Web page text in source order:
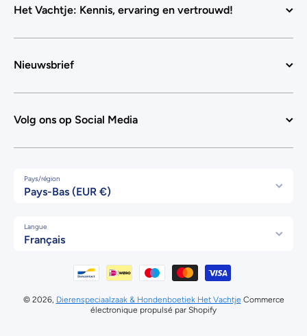
Het Vachtje: Kennis, ervaring en vertrouwd!
Nieuwsbrief
Volg ons op Social Media
Pays/région
Pays-Bas (EUR €)
Langue
Français
Moyens de paiement
© 2026, Dierenspeciaalzaak & Hondenboetiek Het Vachtje Commerce
électronique propulsé par Shopify